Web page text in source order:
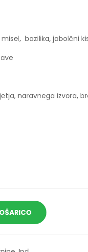
bazilika, jabolčni
naravnega izvora,